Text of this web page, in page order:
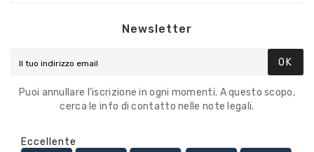
Newsletter
OK
Puoi annullare l'iscrizione in ogni momenti. A questo scopo,
cerca le info di contatto nelle note legali.
Eccellente